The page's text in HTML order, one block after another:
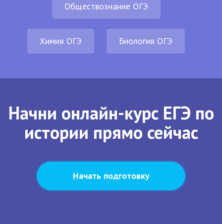
Обществознание ОГЭ
Химия ОГЭ Биология ОГЭ
Начни онлайн-курс ЕГЭ по
истории прямо сейчас
Начать подготовку